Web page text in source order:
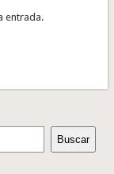
entrada.
Buscar